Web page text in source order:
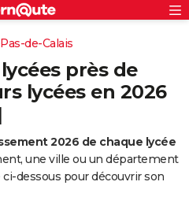
Pas-de-Calais
près de
lycées en 2026
2026 de chaque lycée
une ville ou un département
dessous pour découvrir son